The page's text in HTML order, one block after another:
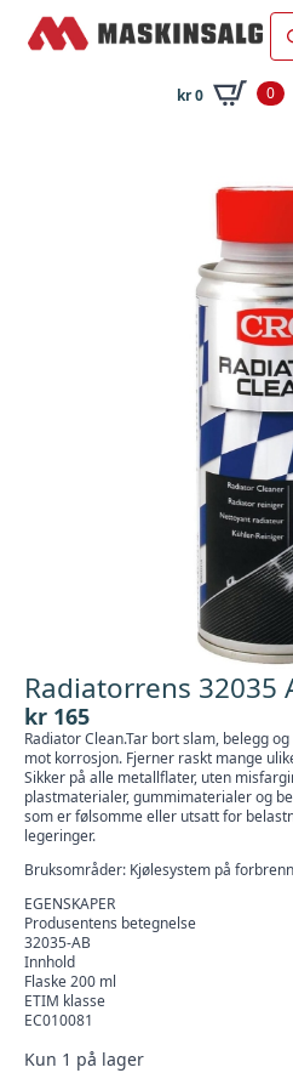
kr0 0
Radiatorrens 32035
kr 165
Radiator Clean.Tar bort slam, belegg
mot korrosjon. Fjerner raskt mange
Sikker på alle metallflater, uten
plastmaterialer, gummimaterialer og
som er følsomme eller utsatt for
legeringer.
Bruksområder: Kjølesystem på
EGENSKAPER
Produsentens betegnelse
32035-AB
Innhold
Flaske 200 ml
ETIM klasse
EC010081
Kun 1 på lager